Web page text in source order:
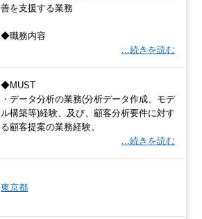
善を支援する業務
◆職務内容
…続きを読む
◆MUST
・データ分析の業務(分析データ作成、モデ
ル構築等)経験、及び、顧客分析要件に対す
る顧客提案の業務経験。
…続きを読む
東京都